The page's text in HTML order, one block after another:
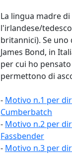
La lingua madre
l'irlandese/
britannici). Se
James Bond, in
per cui ho
permettono di
- Motivo n.1 per
Cumberbatch
- Motivo n.2 per
Fassbender
- Motivo n.3 per